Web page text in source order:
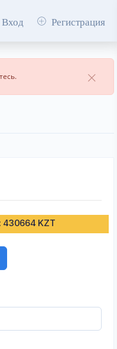
Вход Регистрация
KZT